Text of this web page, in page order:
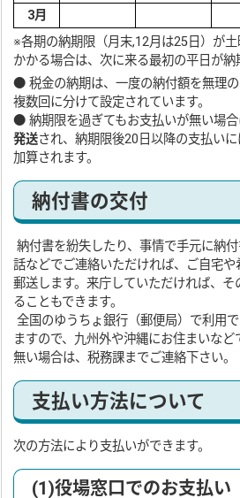
3月
※各期の納期限（月末,12月は25日）が
かかる場合は、次に来る最初の平日が納
● 税金の納期は、一度の納付額を無理の
複数回に分けて設定されています。
● 納期限を過ぎてもお支払いが無い場合
発送され、納期限後20日以降の支払い
加算されます。
納付書の交付
納付書を紛失したり、事情で手元に納
話などでご連絡いただければ、ご自宅
郵送します。来庁していただければ、
ることもできます。
全国のゆうちょ銀行（郵便局）で利用
ますので、九州外や沖縄にお住まいな
無い場合は、税務課までご連絡下さい。
支払い方法について
次の方法により支払いができます。
(1)役場窓口でのお支払い